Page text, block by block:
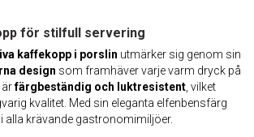
för stilfull servering
kaffekopp i porslin utmärker sig genom sin
design som framhäver varje varm dryck på
ärfärgbeständig och luktresistent , vilket
kvalitet. Med sin eleganta elfenbensfärg
alla krävande gastronomimiljöer.